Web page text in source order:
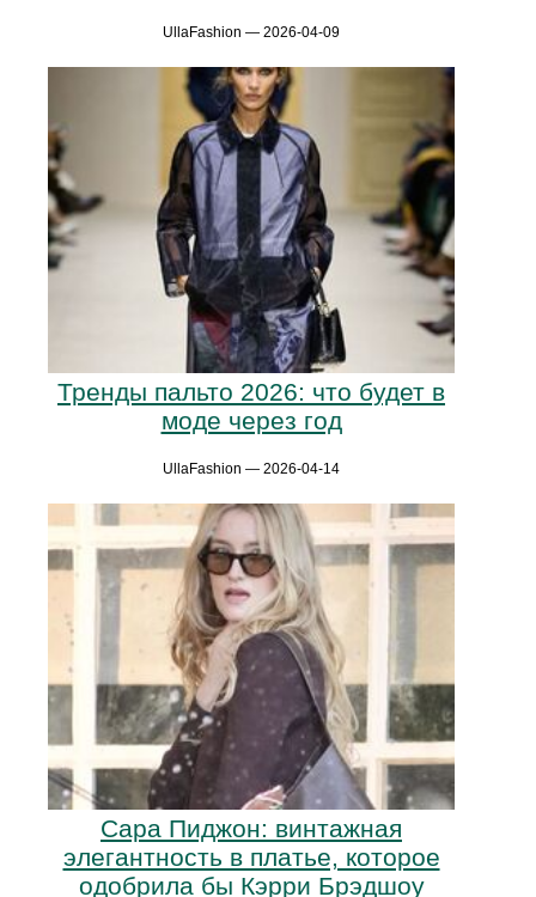
UllaFashion — 2026-04-09
Тренды пальто 2026: что будет в
моде через год
UllaFashion — 2026-04-14
Сара Пиджон: винтажная
элегантность в платье, которое
одобрила бы Кэрри Брэдшоу